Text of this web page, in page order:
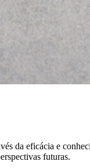
da eficácia e
futuras.